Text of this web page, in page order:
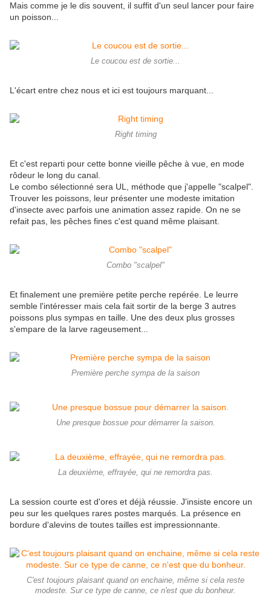
Mais comme je le dis souvent, il suffit d'un seul lancer pour faire
un poisson...
Le coucou est de sortie...
L'écart entre chez nous et ici est toujours marquant...
Right timing
Et c'est reparti pour cette bonne vieille pêche à vue, en mode
rôdeur le long du canal.
Le combo sélectionné sera UL, méthode que j'appelle "scalpel".
Trouver les poissons, leur présenter une modeste imitation
d'insecte avec parfois une animation assez rapide. On ne se
refait pas, les pêches fines c'est quand même plaisant.
Combo "scalpel"
Et finalement une première petite perche repérée. Le leurre
semble l'intéresser mais cela fait sortir de la berge 3 autres
poissons plus sympas en taille. Une des deux plus grosses
s'empare de la larve rageusement...
Première perche sympa de la saison
Une presque bossue pour démarrer la saison.
La deuxième, effrayée, qui ne remordra pas.
La session courte est d'ores et déjà réussie. J'insiste encore un
peu sur les quelques rares postes marqués. La présence en
bordure d'alevins de toutes tailles est impressionnante.
C'est toujours plaisant quand on enchaine, même si cela reste
modeste. Sur ce type de canne, ce n'est que du bonheur.